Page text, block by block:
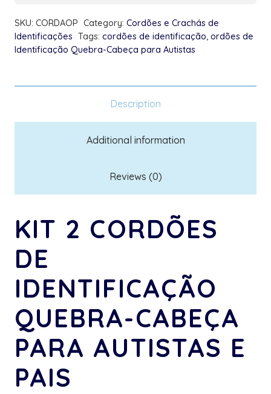
Pais
quantity
SKU: CORDAOP Category: Cordões e Crachás de
Identificações Tags: cordões de identificação, ordões de
Identificação Quebra-Cabeça para Autistas
Description
Additional information
Reviews (0)
KIT 2 CORDÕES
DE
IDENTIFICAÇÃO
QUEBRA-CABEÇA
PARA AUTISTAS E
PAIS